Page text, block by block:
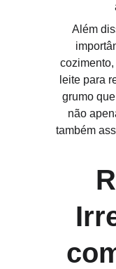
Além
leite para
grumo
não
também